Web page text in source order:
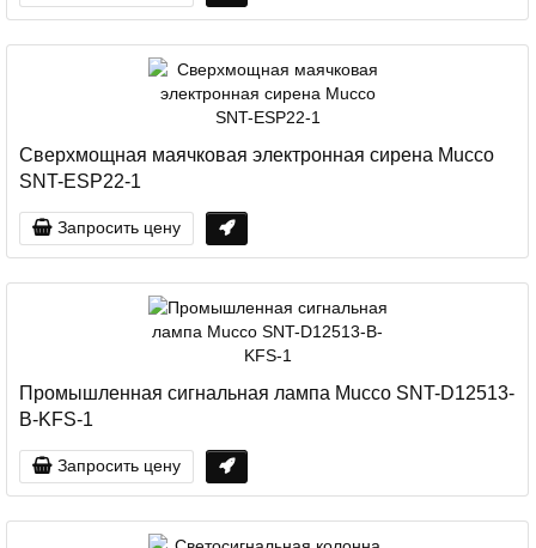
Cверхмощная маячковая электронная сирена Mucco
SNT-ESP22-1
Запросить цену
Промышленная сигнальная лампа Mucco SNT-D12513-
B-KFS-1
Запросить цену